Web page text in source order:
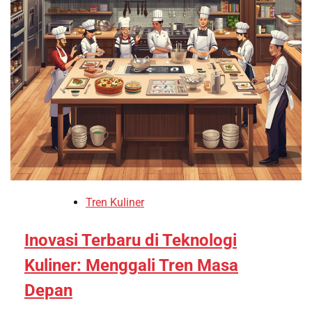
Tren Kuliner
Inovasi Terbaru di Teknologi
Kuliner: Menggali Tren Masa
Depan